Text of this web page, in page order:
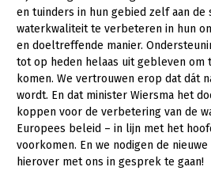
Pluimveehouderij
Schapenhouderij
Varkenshouderij
Vleesveehouderij
Glastuinbouw
Paddenstoelen
Vollegrondsgroente
Multifunctionele landbouw
Multifunctioneel
Vrouw en Bedrijf
Onderwerpen
en tuinders in hun gebied zelf aan de
waterkwaliteit te verbeteren in hun
en doeltreffende manier.
tot op heden helaas uit gebleven om
komen. We vertrouwen erop dat dát
wordt. En dat minister Wiersma het
koppen voor de verbetering van de
Europees beleid – in lijn met het
voorkomen. En we nodigen de
hierover met ons in gesprek te gaan!